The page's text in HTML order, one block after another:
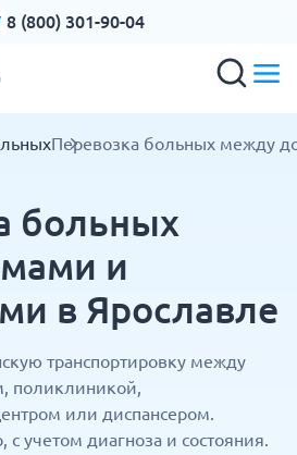
8 (800) 301-90-04
Перевозка больных между
больных
и
в Ярославле
транспортировку между
поликлиникой,
или диспансером.
с учетом диагноза и состояния.